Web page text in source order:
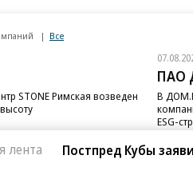
Все
STONE Римская возведен
ПАО
В
ESG-
лента Постпред Кубы